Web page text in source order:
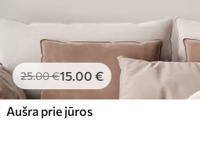
25.00€15.00 €
Aušra prie jūros